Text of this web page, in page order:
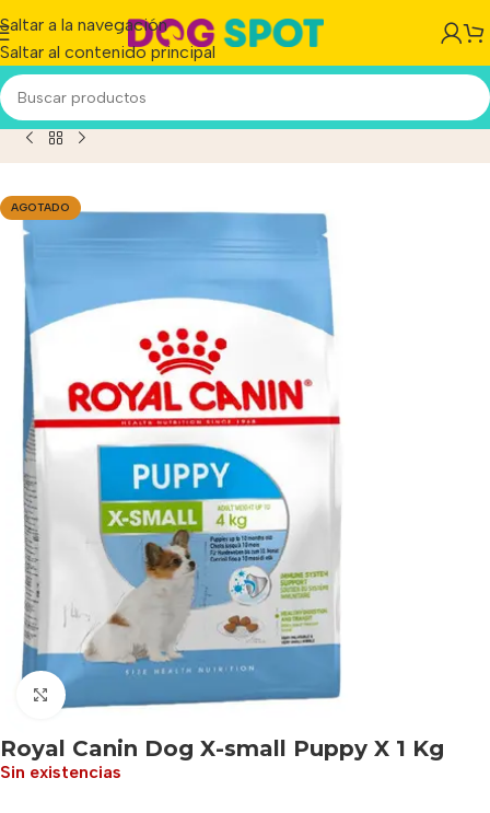
Saltar a la navegación
Saltar al contenido principal
Inicio/ Producto/
AGOTADO
Haga clic para ampliar
Royal Canin Dog X-small Puppy X 1 Kg
Sin existencias